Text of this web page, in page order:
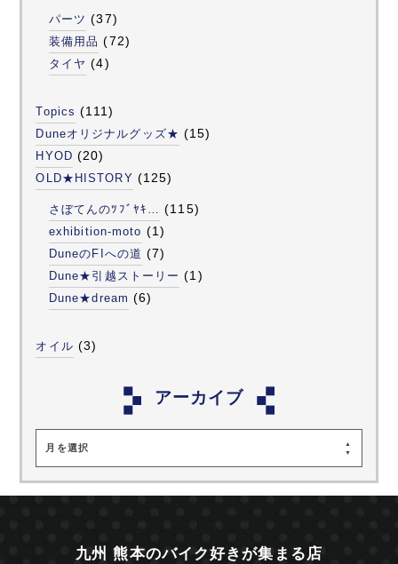
パーツ (37)
装備用品 (72)
タイヤ (4)
Topics (111)
Duneオリジナルグッズ★ (15)
HYOD (20)
OLD★HISTORY (125)
さぼてんのﾂﾌﾞﾔｷ… (115)
exhibition-moto (1)
DuneのFIへの道 (7)
Dune★引越ストーリー (1)
Dune★dream (6)
オイル (3)
アーカイブ
月を選択
九州 熊本のバイク好きが集まる店